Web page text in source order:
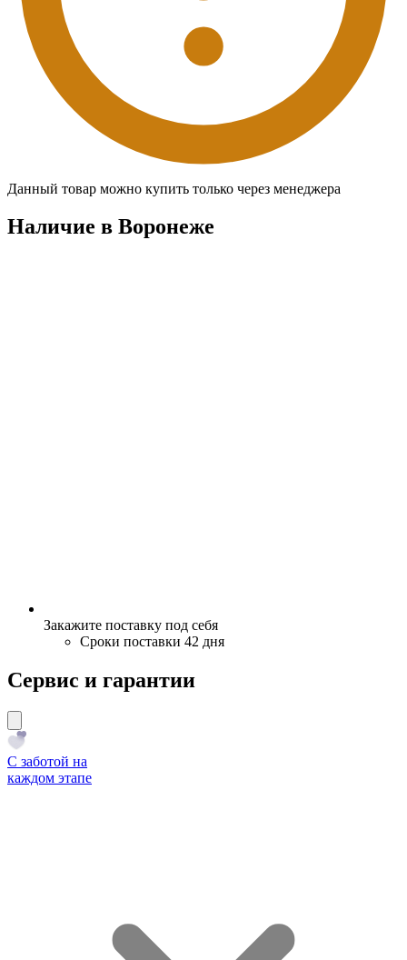
Данный товар можно купить только через менеджера
Наличие в Воронежe
Закажите поставку под себя
Сроки поставки 42 дня
Сервис и гарантии
С заботой на
каждом этапе